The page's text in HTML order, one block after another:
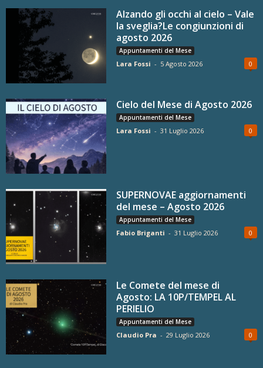
Alzando gli occhi al cielo – Vale
la sveglia?Le congiunzioni di
agosto 2026
Appuntamenti del Mese
Lara Fossi - 5 Agosto 2026 0
Cielo del Mese di Agosto 2026
Appuntamenti del Mese
Lara Fossi - 31 Luglio 2026 0
SUPERNOVAE aggiornamenti
del mese – Agosto 2026
Appuntamenti del Mese
Fabio Briganti - 31 Luglio 2026 0
Le Comete del mese di
Agosto: LA 10P/TEMPEL AL
PERIELIO
Appuntamenti del Mese
Claudio Pra - 29 Luglio 2026 0